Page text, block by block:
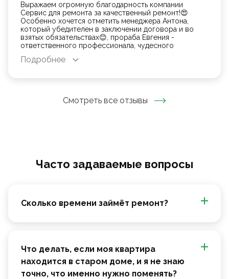
Выражаем огромную благодарность компании
Сервис для ремонта за качественный ремонт!😍
Особенно хочется отметить менеджера Антона,
который убедителен в заключении договора и во
взятых обязательствах😊, прораба Евгения -
ответственного профессионала, чудесного
с блестящим результатом и Зохида, чьи золотые
Подробнее
Смотреть все отзывы
Часто задаваемые вопросы
Сколько времени займёт ремонт?
Что делать, если моя квартира
находится в старом доме, и я не знаю
точно, что именно нужно поменять?